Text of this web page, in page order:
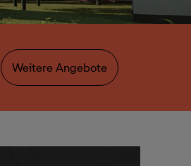
Weitere Angebote